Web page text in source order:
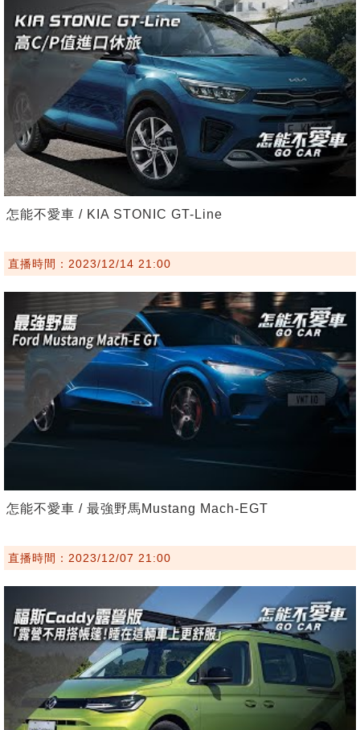
怎能不愛車 / KIA STONIC GT-Line
直播時間：2023/12/14 21:00
怎能不愛車 / 最強野馬Mustang Mach-EGT
直播時間：2023/12/07 21:00